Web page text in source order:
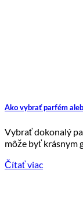
Ako vybrať parfém
Vybrať dokonalý
môže byť krásnym
Čítať viac